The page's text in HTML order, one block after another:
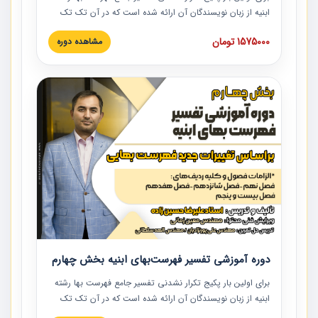
ابنیه از زبان نویسندگان آن ارائه شده است که در آن تک تک
ردیف ها و مطالب فهرست بها تفسیر و ارائه شده است. این
دوره به صورت کامل تصویری بوده و به همراه تصاویر عملیات
دوره با کلام مهندس علیرضاحسین‌زاده مدیر پروژه مهندسی
مشاور در امر بازنگری فهرست بها رشته ابنیه ارائه شده و به تمام
همکارانی که در حوزه صنعت ساخت در حال فعالیت هستند حتما
توصیه می کنیم از مطالب این دوره استفاده نمایند.
1575000 تومان مشاهده دوره
دوره آموزشی تفسیر فهرست‌بهای ابنیه بخش چهارم
برای اولین بار پکیج تکرار نشدنی تفسیر جامع فهرست بها رشته
ابنیه از زبان نویسندگان آن ارائه شده است که در آن تک تک
ردیف ها و مطالب فهرست بها تفسیر و ارائه شده است. این